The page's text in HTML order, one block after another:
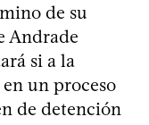
de su
Andrade
si a la
un proceso
de detención